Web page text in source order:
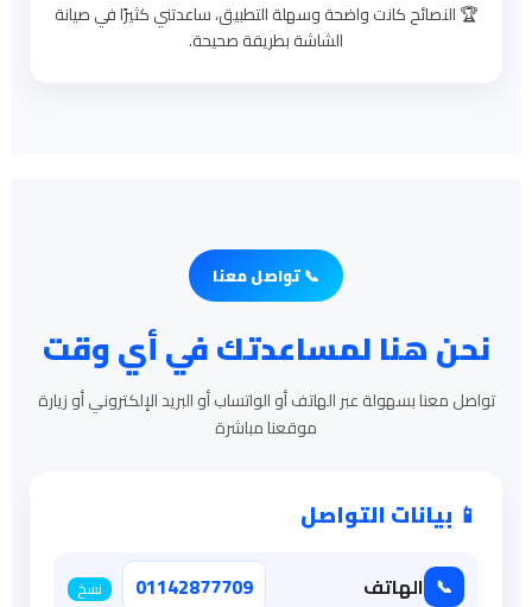
🏆 النصائح كانت واضحة وسهلة التطبيق، ساعدتني كثيرًا في صيانة
الشاشة بطريقة صحيحة.
📞 تواصل معنا
نحن هنا لمساعدتك في أي وقت
تواصل معنا بسهولة عبر الهاتف أو الواتساب أو البريد الإلكتروني أو زيارة
موقعنا مباشرة
📱 بيانات التواصل
📞 الهاتف 01142877709 نسخ